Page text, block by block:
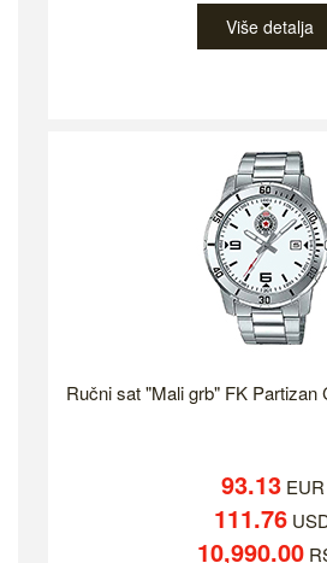
Više detalja
Ručni sat "Mali grb" FK Partizan
93.13EUR
111.76
10,990.00